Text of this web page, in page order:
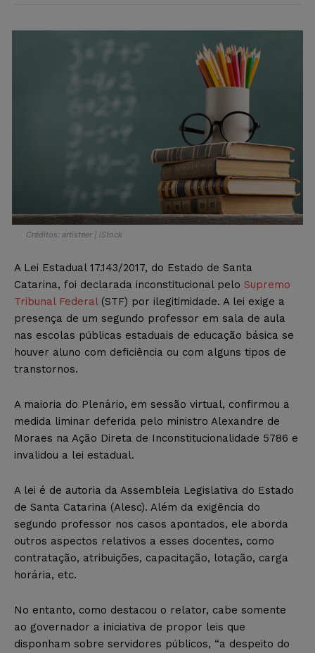
Créditos: artisteer | iStock
A Lei Estadual 17.143/2017, do Estado de Santa
Catarina, foi declarada inconstitucional pelo Supremo
Tribunal Federal (STF) por ilegitimidade. A lei exige a
presença de um segundo professor em sala de aula
nas escolas públicas estaduais de educação básica se
houver aluno com deficiência ou com alguns tipos de
transtornos.
A maioria do Plenário, em sessão virtual, confirmou a
medida liminar deferida pelo ministro Alexandre de
Moraes na Ação Direta de Inconstitucionalidade 5786 e
invalidou a lei estadual.
A lei é de autoria da Assembleia Legislativa do Estado
de Santa Catarina (Alesc). Além da exigência do
segundo professor nos casos apontados, ele aborda
outros aspectos relativos a esses docentes, como
contratação, atribuições, capacitação, lotação, carga
horária, etc.
No entanto, como destacou o relator, cabe somente
ao governador a iniciativa de propor leis que
disponham sobre servidores públicos, “a despeito do